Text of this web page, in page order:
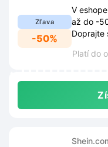
Zľava
-50%
V
až do -
Doprajte
Platí do